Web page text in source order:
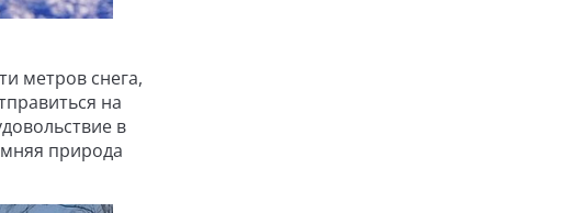
метров снега,
на
в
природа